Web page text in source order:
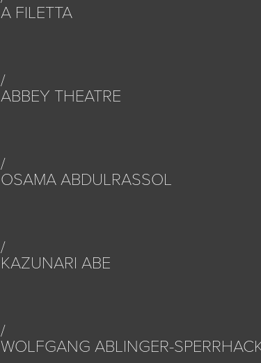
A FILETTA
ABBEY THEATRE
OSAMA ABDULRASSOL
KAZUNARI ABE
WOLFGANG ABLINGER-